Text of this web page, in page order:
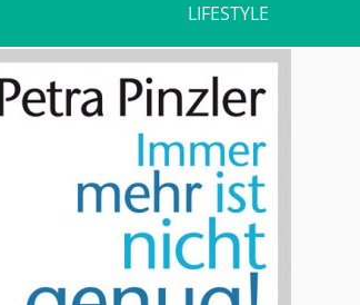
LIFESTYLE